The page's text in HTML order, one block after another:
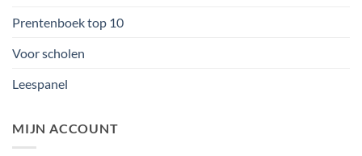
Prentenboek top 10
Voor scholen
Leespanel
MIJN ACCOUNT